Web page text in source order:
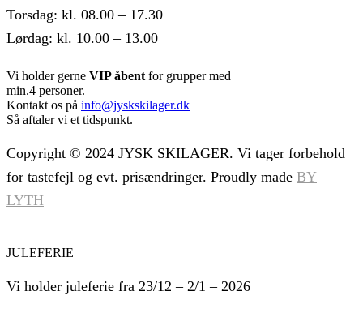
Torsdag: kl. 08.00 – 17.30
Lørdag: kl. 10.00 – 13.00
Vi holder gerne VIP åbent for grupper med
min.4 personer.
Kontakt os på info@jyskskilager.dk
Så aftaler vi et tidspunkt.
Copyright © 2024 JYSK SKILAGER. Vi tager forbehold
for tastefejl og evt. prisændringer. Proudly made BY
LYTH
JULEFERIE
Vi holder juleferie fra 23/12 – 2/1 – 2026